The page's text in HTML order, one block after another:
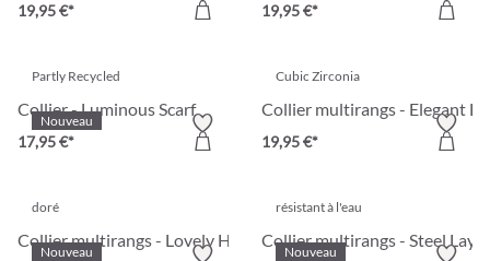
19,95 €* 19,95 €*
Nouveau
Partly Recycled
Collier - Luminous Scarf
17,95 €*
Cubic Zirconia
Collier multirangs - Elegant
19,95 €*
Nouveau
doré
Collier multirangs - Lovely Hearts
Nouveau
résistant à l'eau
Collier multirangs - Steel